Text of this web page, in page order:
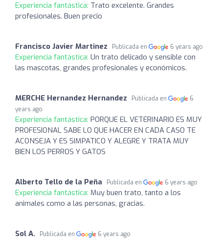
Experiencia fantástica: Trato excelente. Grandes
profesionales. Buen precio
Francisco Javier Martinez Publicada en 6 years ago
Experiencia fantástica: Un trato delicado y sensible con
las mascotas, grandes profesionales y económicos.
MERCHE Hernandez Hernandez Publicada en
6
years ago
Experiencia fantástica: PORQUE EL VETERINARIO ES MUY
PROFESIONAL SABE LO QUE HACER EN CADA CASO TE
ACONSEJA Y ES SIMPATICO Y ALEGRE Y TRATA MUY
BIEN LOS PERROS Y GATOS
Alberto Tello de la Peña Publicada en 6 years ago
Experiencia fantástica: Muy buen trato, tanto a los
animales como a las personas, gracias.
Sol A. Publicada en 6 years ago